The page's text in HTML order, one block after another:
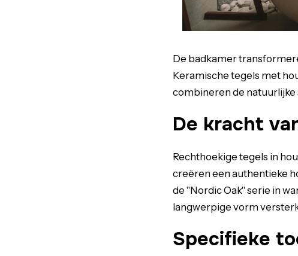
De badkamer
Keramische tegels met
combineren de natuurlijke
De kracht
Rechthoekige tegels in
creëren een authentieke
de "Nordic Oak" serie in
langwerpige vorm
Specifieke